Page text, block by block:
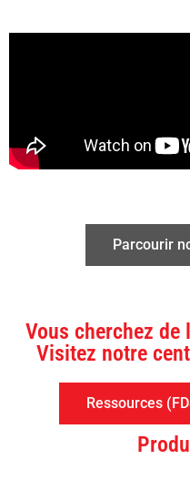
Parcourir
Vous cherchez de
Visitez notre
Ressources